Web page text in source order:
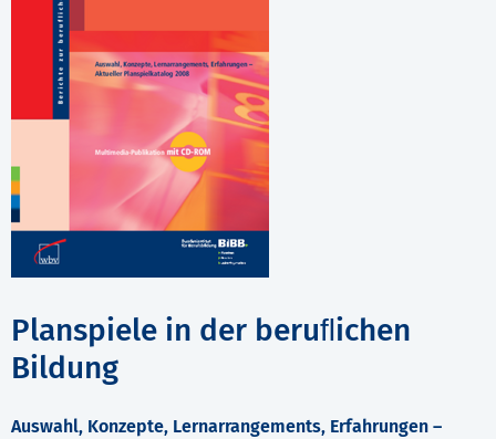
Planspiele in der beruﬂichen
Bildung
Auswahl, Konzepte, Lernarrangements, Erfahrungen –